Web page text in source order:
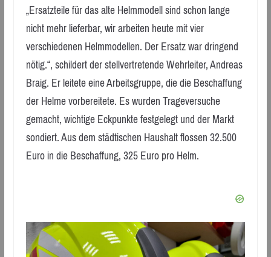
„Ersatzteile für das alte Helmmodell sind schon lange
nicht mehr lieferbar, wir arbeiten heute mit vier
verschiedenen Helmmodellen. Der Ersatz war dringend
nötig.“, schildert der stellvertretende Wehrleiter, Andreas
Braig. Er leitete eine Arbeitsgruppe, die die Beschaffung
der Helme vorbereitete. Es wurden Trageversuche
gemacht, wichtige Eckpunkte festgelegt und der Markt
sondiert. Aus dem städtischen Haushalt flossen 32.500
Euro in die Beschaffung, 325 Euro pro Helm.